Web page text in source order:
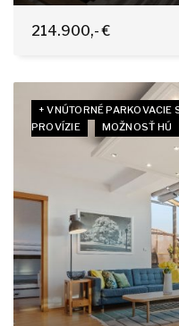
Pri Šajbách, Bratislava
214.900,- €
+ VNÚTORNÉ
PROVÍZIE
MOŽNOSŤ HÚ